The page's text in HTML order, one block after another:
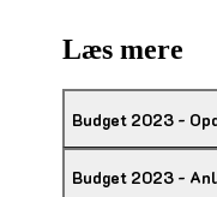
Læs mere
Budget 2023 -
Budget 2023 -